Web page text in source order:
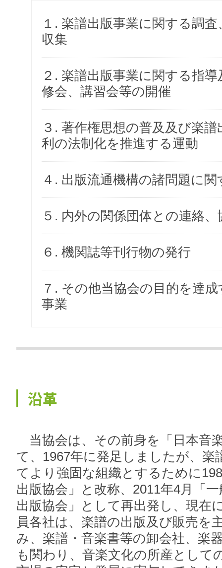
１. 楽譜出版事業に関する調
収集
２. 楽譜出版事業に関する指
修会、講習会等の開催
３. 著作権思想の普及及び楽
利の法制化を推進する運動
４. 出版流通機構の諸問題に
５. 内外の関係団体との連絡
６. 機関誌等刊行物の発行
７. その他当協会の目的を達
事業
沿革
当協会は、その前身を「日本音
て、1967年に発足しましたが、楽
てより強固な組織とするために
出版協会」と改称、2011年4月「
出版協会」として再出発し、現在
員各社は、楽譜の出版及び販売を
み、楽譜・音楽書等の卸会社、楽
も関わり、音楽文化の所産として